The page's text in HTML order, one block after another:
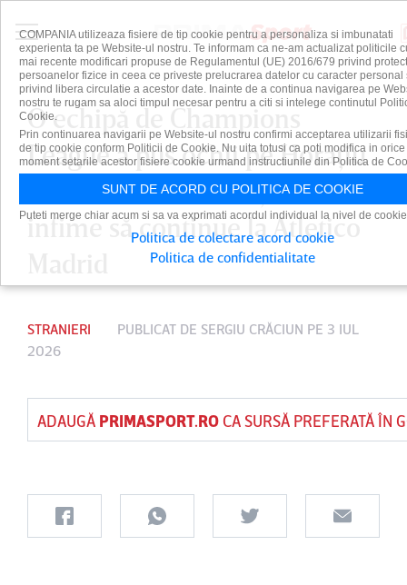
O echipă de Champions
League a pus ochii pe Horaţiu
Moldovan! Portarul, şanse
infime să continue la Atletico
STRANIERI PUBLICAT DE SERGIU CRĂCIUN PE 3 IUL
2026
ADAUGĂ PRIMASPORT.ROCA SURSĂ PREFERATĂ ÎN
COMPANIA utilizeaza fisiere de tip cookie pentru a personaliza si imbunatati
experienta ta pe Website-ul nostru. Te informam ca ne-am actualizat politicile
mai recente modificari propuse de Regulamentul (UE) 2016/679 privind
persoanelor fizice in ceea ce priveste prelucrarea datelor cu caracter personal
privind libera circulatie a acestor date. Inainte de a continua navigarea pe
nostru te rugam sa aloci timpul necesar pentru a citi si intelege continutul
Cookie.
Prin continuarea navigarii pe Website-ul nostru confirmi acceptarea utilizarii
de tip cookie conform Politicii de Cookie. Nu uita totusi ca poti modifica in orice
moment setarile acestor fisiere cookie urmand instructiunile din Politica de
SUNT DE ACORD CU POLITICA DE COOKIE
Puteti merge chiar acum si sa va exprimati acordul individual la nivel de
Politica de colectare acord cookie
Politica de confidentialitate